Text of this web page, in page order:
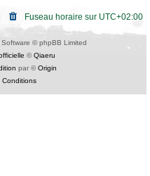
Fuseau horaire sur UTC+02:00
© phpBB Limited
©Qiaeru
par ©Origin
Conditions